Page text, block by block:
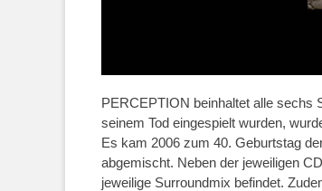
PERCEPTION beinhaltet alle sechs
seinem Tod eingespielt wurden,
Es kam 2006 zum 40. Geburtstag
abgemischt. Neben der jeweiligen
jeweilige Surroundmix befindet.